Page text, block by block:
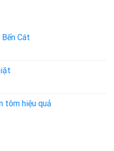
Cát
tôm hiệu quả